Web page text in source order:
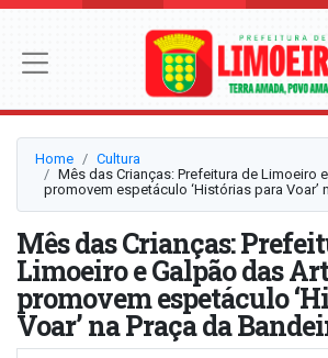
Home
Cultura
Mês das Crianças: Prefeitura de Limoeiro
promovem espetáculo ‘Histórias para Voar’
Mês das Crianças:
Limoeiro e Galpão das
promovem espetáculo
Voar’ na Praça da